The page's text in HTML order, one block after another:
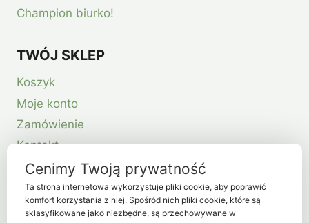
Champion biurko!
TWÓJ SKLEP
Koszyk
Moje konto
Zamówienie
Kontakt
Cenimy Twoją prywatność
Ta strona internetowa wykorzystuje pliki cookie, aby poprawić
komfort korzystania z niej. Spośród nich pliki cookie, które są
sklasyfikowane jako niezbędne, są przechowywane w